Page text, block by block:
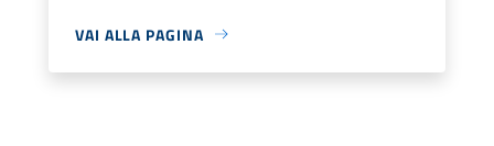
VAI ALLA PAGINA